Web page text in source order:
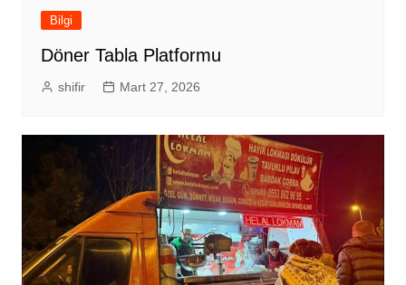
Bilgi
Döner Tabla Platformu
shifir Mart 27, 2026